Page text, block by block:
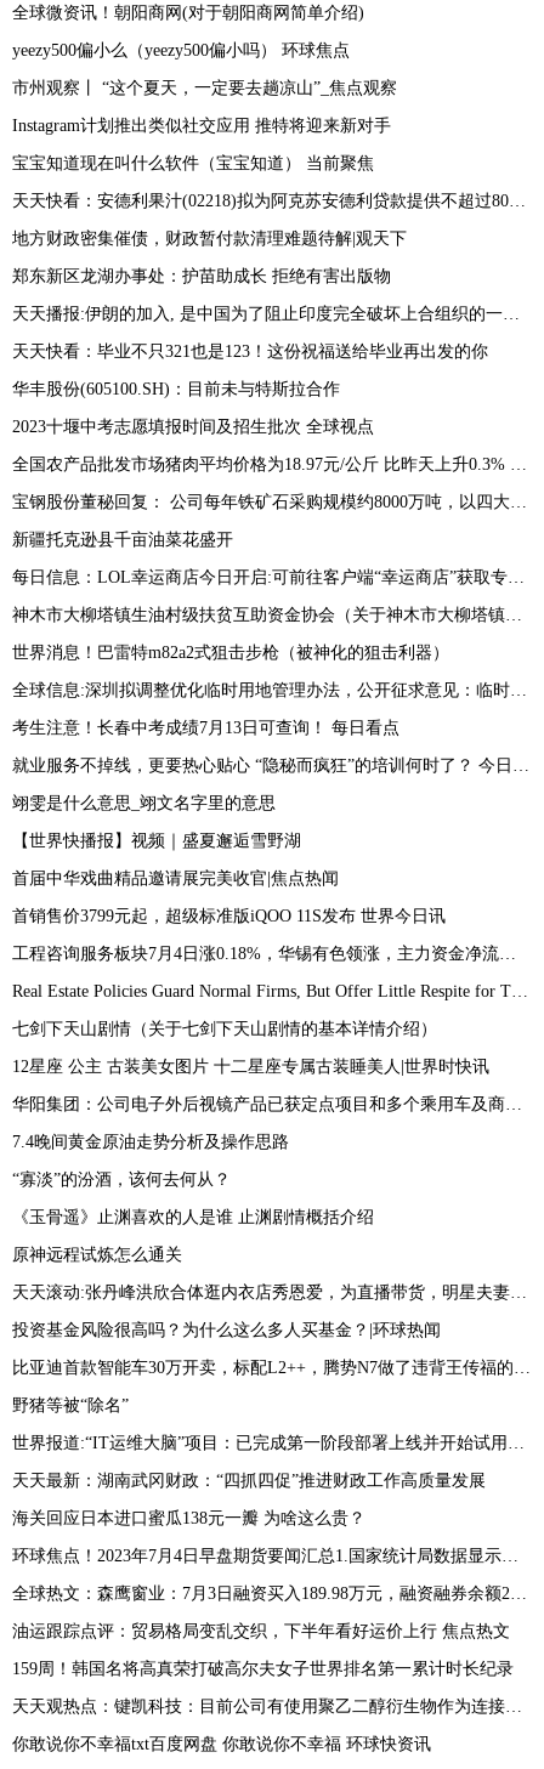
全球微资讯！朝阳商网(对于朝阳商网简单介绍)
yeezy500偏小么（yeezy500偏小吗） 环球焦点
市州观察丨 “这个夏天，一定要去趟凉山”_焦点观察
Instagram计划推出类似社交应用 推特将迎来新对手
宝宝知道现在叫什么软件（宝宝知道） 当前聚焦
天天快看：安德利果汁(02218)拟为阿克苏安德利贷款提供不超过8000万元的连带责任保证担保
地方财政密集催债，财政暂付款清理难题待解|观天下
郑东新区龙湖办事处：护苗助成长 拒绝有害出版物
天天播报:伊朗的加入, 是中国为了阻止印度完全破坏上合组织的一次努力!
天天快看：毕业不只321也是123！这份祝福送给毕业再出发的你
华丰股份(605100.SH)：目前未与特斯拉合作
2023十堰中考志愿填报时间及招生批次 全球视点
全国农产品批发市场猪肉平均价格为18.97元/公斤 比昨天上升0.3% 最新
宝钢股份董秘回复： 公司每年铁矿石采购规模约8000万吨，以四大矿为主，近年来公司积极拓展非主流矿山资源-环球看热讯
新疆托克逊县千亩油菜花盛开
每日信息：LOL幸运商店今日开启:可前往客户端“幸运商店”获取专属皮肤折扣
神木市大柳塔镇生油村级扶贫互助资金协会（关于神木市大柳塔镇生油村级扶贫互助资金协会介绍）
世界消息！巴雷特m82a2式狙击步枪（被神化的狙击利器）
全球信息:深圳拟调整优化临时用地管理办法，公开征求意见：临时用地使用期限一般不超过2年
考生注意！长春中考成绩7月13日可查询！ 每日看点
就业服务不掉线，更要热心贴心 “隐秘而疯狂”的培训何时了？ 今日快讯
翊雯是什么意思_翊文名字里的意思
【世界快播报】视频｜盛夏邂逅雪野湖
首届中华戏曲精品邀请展完美收官|焦点热闻
首销售价3799元起，超级标准版iQOO 11S发布 世界今日讯
工程咨询服务板块7月4日涨0.18%，华锡有色领涨，主力资金净流出8419.79万元
Real Estate Policies Guard Normal Firms, But Offer Little Respite for Troubled Ones|环球快播报
七剑下天山剧情（关于七剑下天山剧情的基本详情介绍）
12星座 公主 古装美女图片 十二星座专属古装睡美人|世界时快讯
华阳集团：公司电子外后视镜产品已获定点项目和多个乘用车及商用车预研项目_今日热议
7.4晚间黄金原油走势分析及操作思路
“寡淡”的汾酒，该何去何从？
《玉骨遥》止渊喜欢的人是谁 止渊剧情概括介绍
原神远程试炼怎么通关
天天滚动:张丹峰洪欣合体逛内衣店秀恩爱，为直播带货，明星夫妻只剩利益？
投资基金风险很高吗？为什么这么多人买基金？|环球热闻
比亚迪首款智能车30万开卖，标配L2++，腾势N7做了违背王传福的决定 世界播报
野猪等被“除名”
世界报道:“IT运维大脑”项目：已完成第一阶段部署上线并开始试用测试
天天最新：湖南武冈财政：“四抓四促”推进财政工作高质量发展
海关回应日本进口蜜瓜138元一瓣 为啥这么贵？
环球焦点！2023年7月4日早盘期货要闻汇总1.国家统计局数据显示，据对全国流通领域9大类50种重要生产资料市场价格的监测显示，2023年6月下旬与6月中旬相比，19种产品价格上涨，25种下降，6种持平
全球热文：森鹰窗业：7月3日融资买入189.98万元，融资融券余额2601.14万元
油运跟踪点评：贸易格局变乱交织，下半年看好运价上行 焦点热文
159周！韩国名将高真荣打破高尔夫女子世界排名第一累计时长纪录
天天观热点：键凯科技：目前公司有使用聚乙二醇衍生物作为连接子的早期研发项目客户 产生收入较少
你敢说你不幸福txt百度网盘 你敢说你不幸福 环球快资讯